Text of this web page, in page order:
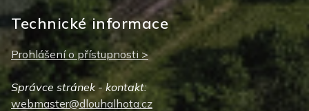
Technické informace
Prohlášení o přístupnosti >
Správce stránek - kontakt:
webmaster@dlouhalhota.cz